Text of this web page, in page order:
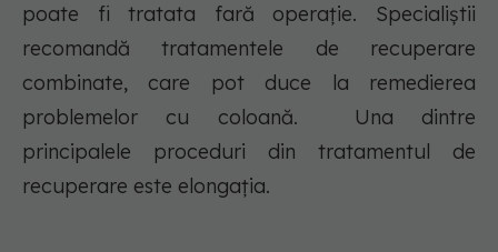
poate fi tratata fară operație. Specialiștii
recomandă tratamentele de recuperare
combinate, care pot duce la remedierea
problemelor cu coloană. Una dintre
principalele proceduri din tratamentul de
recuperare este elongația.